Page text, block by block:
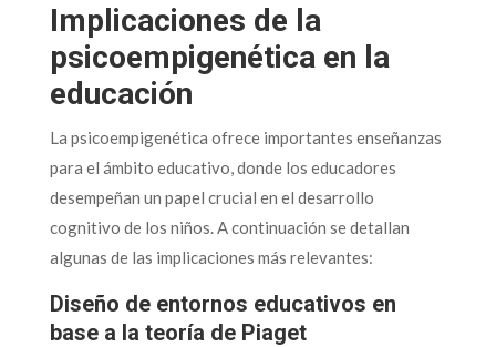
Implicaciones de la
psicoempigenética en la
educación
La psicoempigenética ofrece importantes enseñanzas
para el ámbito educativo, donde los educadores
desempeñan un papel crucial en el desarrollo
cognitivo de los niños. A continuación se detallan
algunas de las implicaciones más relevantes:
Diseño de entornos educativos en
base a la teoría de Piaget